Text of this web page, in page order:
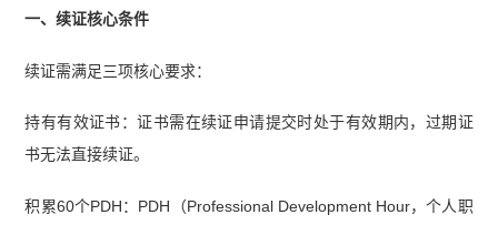
一、续证核心条件
续证需满足三项核心要求：
持有有效证书：证书需在续证申请提交时处于有效期内，过期证
书无法直接续证。
积累60个PDH：PDH（Professional Development Hour，个人职